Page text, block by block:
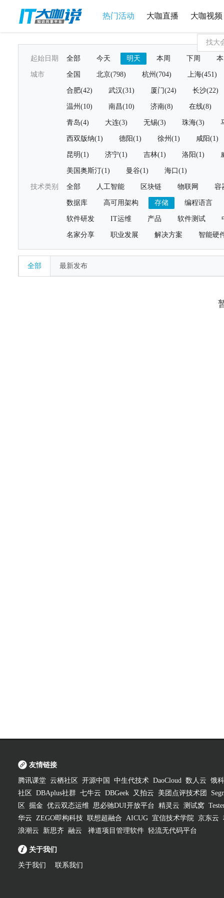
热门活动 大咖直播 大咖视频
起始日期 全部 今天 明天 本周 下周
城市 全国 北京(798) 杭州(704) 上海(451)
合肥(42) 武汉(31) 厦门(24) 长沙(22)
温州(10) 南昌(10) 济南(8) 在线(8)
青岛(4) 大连(3) 无锡(3) 珠海(3)
西双版纳(1) 德阳(1) 徐州(1) 咸阳(1)
昆明(1) 济宁(1) 吉林(1) 洛阳(1)
美国奥斯汀(1) 曼谷(1) 海口(1)
技术类别 全部 人工智能 区块链 物联网 容
数据库 高可用架构 存储 编程语言
软件研发 IT运维 产品 软件测试
名家分享 职业发展 解决方案 智能硬
全部 最新发布
友情链接
腾讯课堂 云栖社区 开源中国 中生代技术 DaoCloud 数人云 饿
社区
DBAplus社群 七牛云 DBGeek 又拍云 美团点评技术团
区
掘金 优云双态运维 思必驰DUI开放平台 精灵云 测试窝
华云 ZEGO即构科技 联想超融合 AICUG 宜信技术学院 京东云
浪潮云
新思齐 融云 禅道项目管理软件 轻流无代码平台
关于我们
关于我们 联系我们